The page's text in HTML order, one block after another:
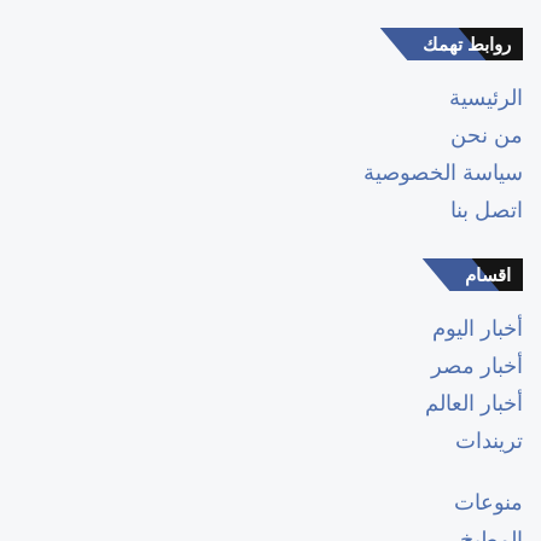
روابط تهمك
الرئيسية
من نحن
سياسة الخصوصية
اتصل بنا
اقسام
أخبار اليوم
أخبار مصر
أخبار العالم
تريندات
منوعات